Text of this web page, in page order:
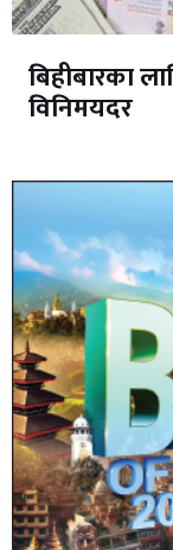
बिहीबारका
विनिमयदर